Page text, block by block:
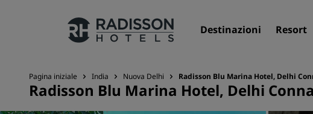
Destinazioni Resort
I nostri Marchi
Pagina iniziale India Nuova Delhi Radisson Blu Marina Hotel, Delhi
Radisson Blu Marina Hotel, Delhi